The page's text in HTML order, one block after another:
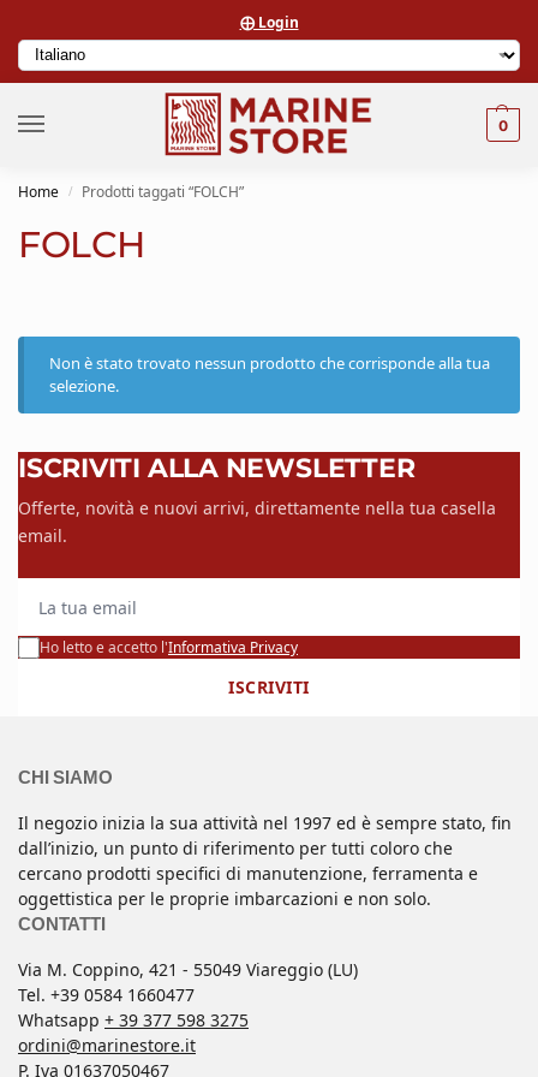
⨁ Login
0
Home / Prodotti taggati “FOLCH”
FOLCH
Non è stato trovato nessun prodotto che corrisponde alla tua
selezione.
ISCRIVITI ALLA NEWSLETTER
Offerte, novità e nuovi arrivi, direttamente nella tua casella
email.
Ho letto e accetto l'Informativa Privacy
ISCRIVITI
CHI SIAMO
Il negozio inizia la sua attività nel 1997 ed è sempre stato, fin
dall’inizio, un punto di riferimento per tutti coloro che
cercano prodotti specifici di manutenzione, ferramenta e
oggettistica per le proprie imbarcazioni e non solo.
CONTATTI
Via M. Coppino, 421 - 55049 Viareggio (LU)
Tel. +39 0584 1660477
Whatsapp + 39 377 598 3275
ordini@marinestore.it
P. Iva 01637050467